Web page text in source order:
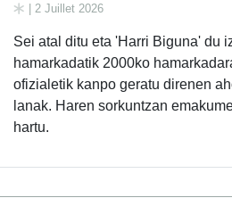
| 2 Juillet 2026
Sei atal ditu eta 'Harri Biguna' du
hamarkadatik 2000ko
ofizialetik kanpo geratu direnen
lanak. Haren sorkuntzan
hartu.